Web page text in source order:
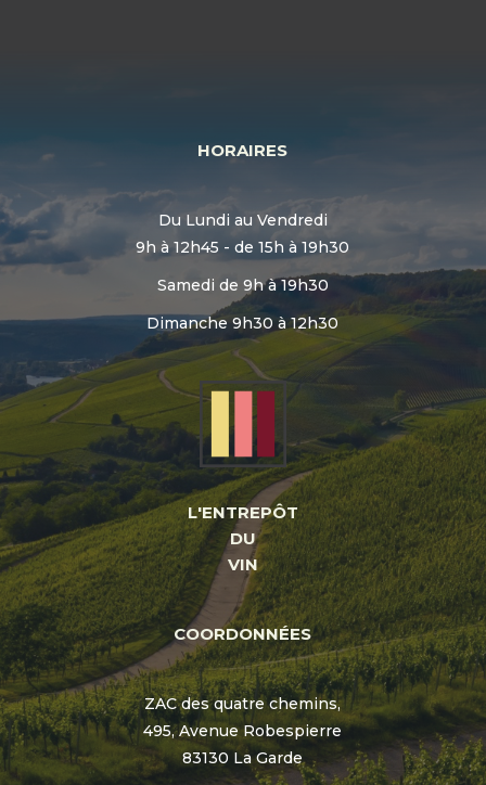
HORAIRES
Du Lundi au Vendredi
9h à 12h45 - de 15h à 19h30
Samedi de 9h à 19h30
Dimanche 9h30 à 12h30
L'ENTREPÔT
DU
VIN
COORDONNÉES
ZAC des quatre chemins,
495, Avenue Robespierre
83130 La Garde